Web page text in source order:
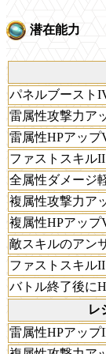
潜在能力
パネルブースト
雷属性攻撃力ア
雷属性HPアップ
ファストスキルII
全属性ダメージ
複属性攻撃力ア
複属性HPアップ
敵スキルのアン
ファストスキルII
バトル終了後に
レ
雷属性HPアップ